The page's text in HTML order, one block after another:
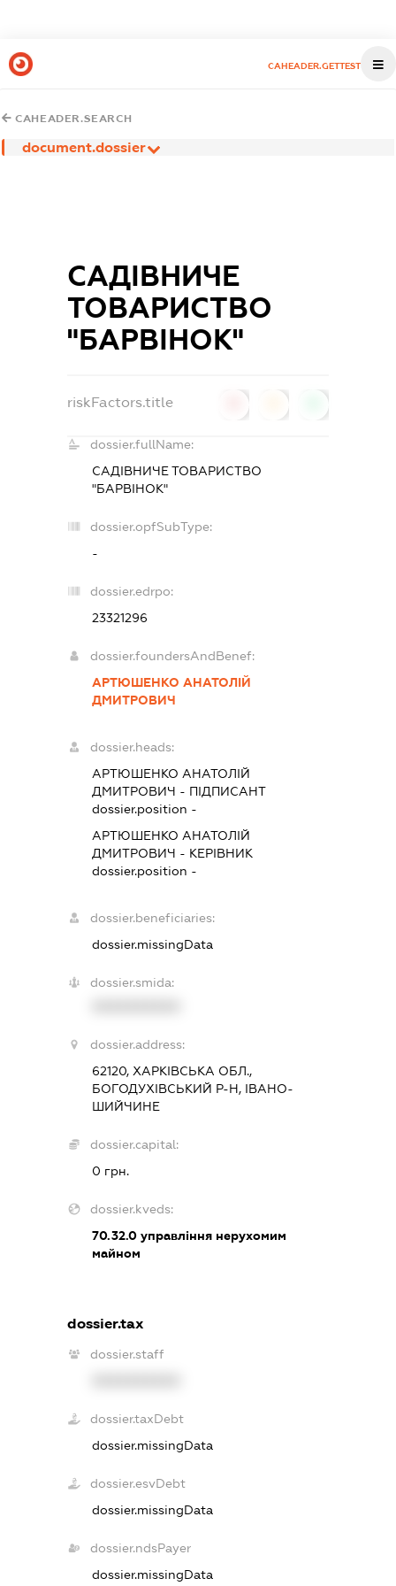
CAHEADER.GETTEST
CAHEADER.SEARCH
document.dossier
САДІВНИЧЕ
ТОВАРИСТВО
"БАРВІНОК"
riskFactors.title
dossier.fullName:
САДІВНИЧЕ ТОВАРИСТВО
"БАРВІНОК"
dossier.opfSubType:
-
dossier.edrpo:
23321296
dossier.foundersAndBenef:
АРТЮШЕНКО АНАТОЛІЙ
ДМИТРОВИЧ
dossier.heads:
АРТЮШЕНКО АНАТОЛІЙ
ДМИТРОВИЧ - ПІДПИСАНТ
dossier.position -
АРТЮШЕНКО АНАТОЛІЙ
ДМИТРОВИЧ - КЕРІВНИК
dossier.position -
dossier.beneficiaries:
dossier.missingData
dossier.smida:
dossier.address:
62120, ХАРКІВСЬКА ОБЛ.,
БОГОДУХІВСЬКИЙ Р-Н, ІВАНО-
ШИЙЧИНЕ
dossier.capital:
0 грн.
dossier.kveds:
70.32.0 управління нерухомим
майном
dossier.tax
dossier.staff
dossier.taxDebt
dossier.missingData
dossier.esvDebt
dossier.missingData
dossier.ndsPayer
dossier.missingData